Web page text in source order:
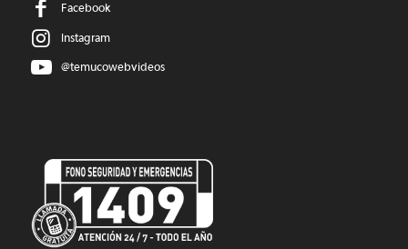
Facebook
Instagram
@temucowebvideos